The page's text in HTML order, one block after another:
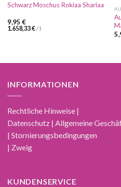
Schwarz Moschus Rokiaa Shariaa
9,95 €
1.658,33€/ l
INFORMATIONEN
Rechtliche Hinweise |
Datenschutz | Allgemeine
| Stornierungsbedingungen
| Zweig
KUNDENSERVICE